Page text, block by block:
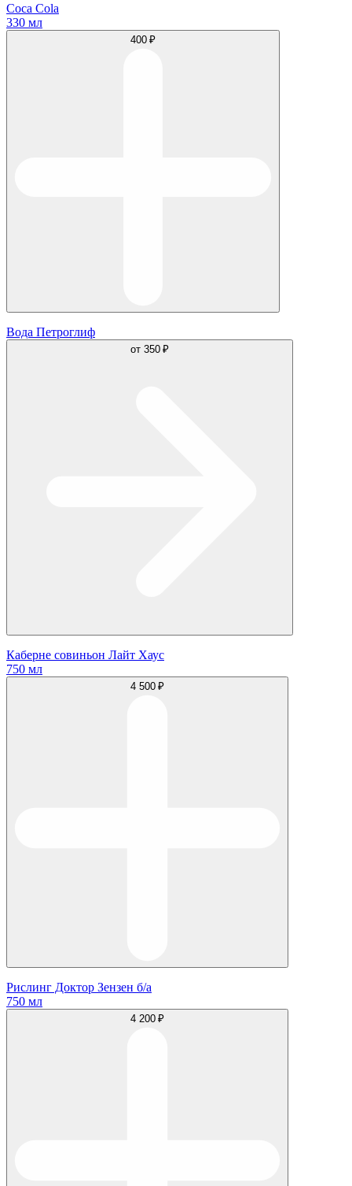
Coca Cola
330 мл
400 ₽
Вода Петроглиф
от 350 ₽
Каберне совиньон Лайт Хаус
750 мл
4 500 ₽
Рислинг Доктор Зензен б/а
750 мл
4 200 ₽